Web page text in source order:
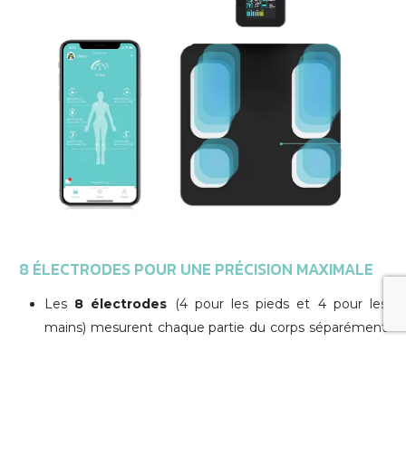
8 ÉLECTRODES POUR UNE PRÉCISION MAXIMALE
Les 8 électrodes (4 pour les pieds et 4 pour les
mains) mesurent chaque partie du corps séparément